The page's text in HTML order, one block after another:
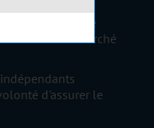
Sàrl maîtrise
du marché
d'assurer le